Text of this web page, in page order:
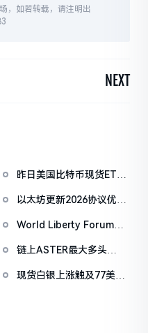
，如若转载，请注明出
NEXT
昨日美国比特币现货ETF
坊ETF净流出4180万美元
以太坊更新2026协议优先
于上半年进行
World Liberty Forum开
Trump称加密仍处「起跑
线」
链上ASTER最大多头
仓，持仓规模已达1490万
现货白银上涨触及77美元/